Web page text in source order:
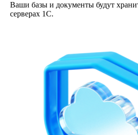
Ваши базы и документы будут
серверах 1С.